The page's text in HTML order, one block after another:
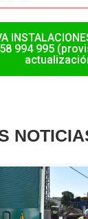
994 995